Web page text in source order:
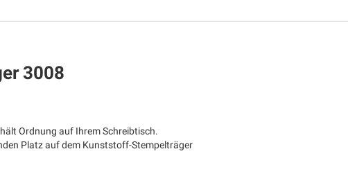
3008
Ordnung auf Ihrem Schreibtisch.
Platz auf dem Kunststoff-Stempelträger